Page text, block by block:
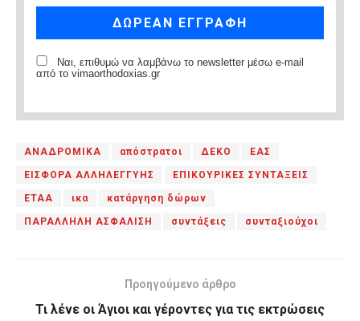
Ναι, επιθυμώ να λαμβάνω το newsletter μέσω e-mail
από το vimaorthodoxias.gr
ΑΝΑΔΡΟΜΙΚΑ απόστρατοι ΔΕΚΟ ΕΑΣ
ΕΙΣΦΟΡΑ ΑΛΛΗΛΕΓΓΥΗΣ ΕΠΙΚΟΥΡΙΚΕΣ ΣΥΝΤΑΞΕΙΣ
ΕΤΑΑ ικα κατάργηση δώρων
ΠΑΡΑΛΛΗΛΗ ΑΣΦΑΛΙΣΗ συντάξεις συνταξιούχοι
Προηγούμενο άρθρο
Τι λένε οι Άγιοι και γέροντες για τις εκτρώσεις